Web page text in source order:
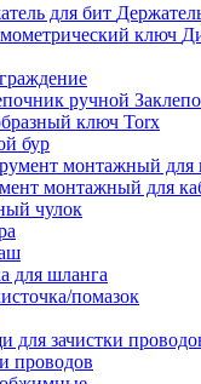
ключ Torx
бур
монтажный для
чулок
для шланга
помазок
проводов